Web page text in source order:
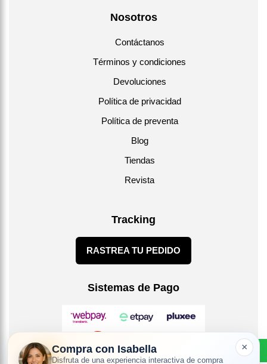
Nosotros
Contáctanos
Términos y condiciones
Devoluciones
Política de privacidad
Política de preventa
Blog
Tiendas
Revista
Tracking
RASTREA TU PEDIDO
Sistemas de Pago